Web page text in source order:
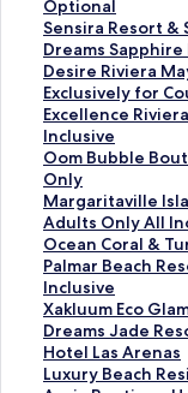
n
e
r
d
e
n
n
e
s
i
d
e
:
H
o
t
e
l
b
n
e
r
d
e
n
n
e
s
i
d
e
:
M
a
r
g
k
å
b
n
e
r
d
e
n
n
e
s
i
d
e
:
W
e
n
k
å
b
n
e
r
d
e
n
n
e
s
i
d
e
:
C
Optional
i
n
k
å
b
n
e
r
d
e
n
n
e
s
i
d
e
:
Sensira Resort &
L
i
n
k
å
b
n
e
r
d
e
n
n
e
s
i
d
Dreams
L
i
n
k
å
b
n
e
r
d
e
n
n
e
s
i
Desire Riviera
Exclusively for
L
i
n
k
å
b
n
e
r
d
e
n
n
e
s
Excellence
Inclusive
L
i
n
k
å
b
n
e
r
d
e
n
n
Oom Bubble
Only
L
i
n
k
å
b
n
e
r
d
e
Margaritaville
Adults Only All
L
i
n
k
å
b
n
e
r
Ocean Coral &
L
i
n
k
å
b
n
Palmar Beach
Inclusive
L
i
n
k
å
b
Xakluum Eco
L
i
n
k
Dreams Jade
L
i
n
Hotel Las Arenas
L
iLuxury Beach
L